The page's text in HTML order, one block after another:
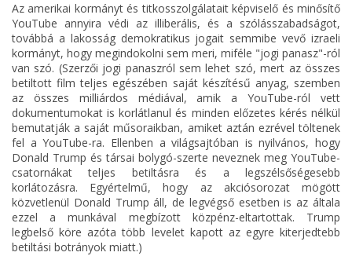
Az amerikai kormányt és titkosszolgálatait képviselő és minősítő
YouTube annyira védi az illiberális, és a szólásszabadságot,
továbbá a lakosság demokratikus jogait semmibe vevő izraeli
kormányt, hogy megindokolni sem meri, miféle "jogi panasz"-ról
van szó. (Szerzői jogi panaszról sem lehet szó, mert az összes
betiltott film teljes egészében saját készítésű anyag, szemben
az összes milliárdos médiával, amik a YouTube-ról vett
dokumentumokat is korlátlanul és minden előzetes kérés nélkül
bemutatják a saját műsoraikban, amiket aztán ezrével töltenek
fel a YouTube-ra. Ellenben a világsajtóban is nyilvános, hogy
Donald Trump és társai bolygó-szerte neveznek meg YouTube-
csatornákat teljes betiltásra és a legszélsőségesebb
korlátozásra. Egyértelmű, hogy az akciósorozat mögött
közvetlenül Donald Trump áll, de legvégső esetben is az általa
ezzel a munkával megbízott közpénz-eltartottak. Trump
legbelső köre azóta több levelet kapott az egyre kiterjedtebb
betiltási botrányok miatt.)